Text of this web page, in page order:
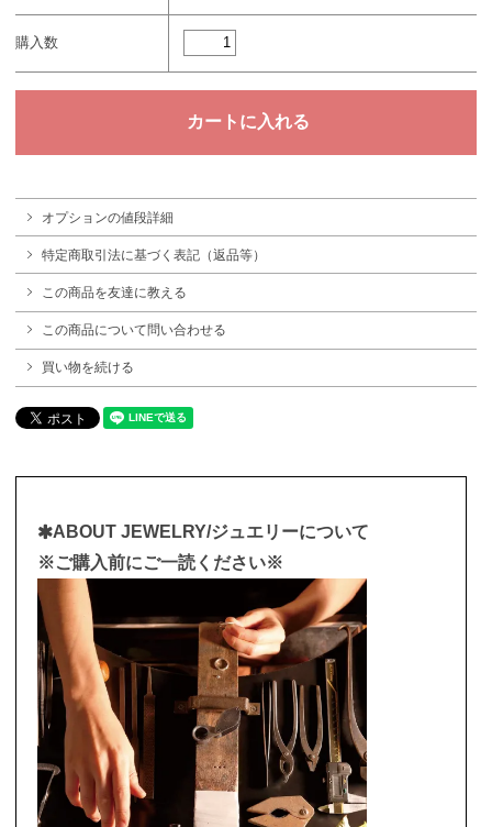
購入数
オプションの値段詳細
特定商取引法に基づく表記（返品等）
この商品を友達に教える
この商品について問い合わせる
買い物を続ける